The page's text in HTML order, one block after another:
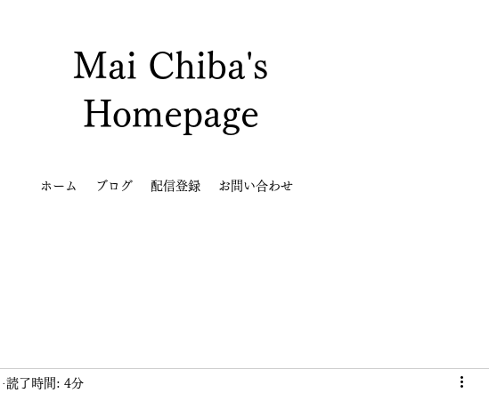
Mai Chiba's
Homepage
ホーム ブログ 配信登録 お問い合わせ
読了時間: 4分